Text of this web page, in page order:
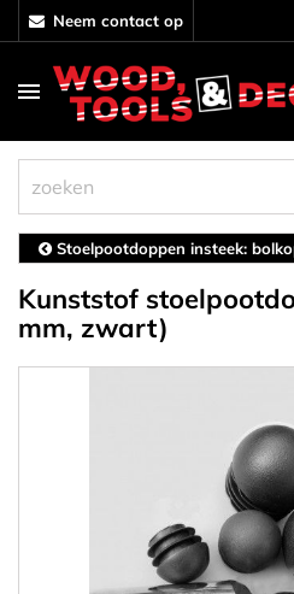
neem contact op
Stoelpootdoppen insteek:
Kunststof
mm, zwart)